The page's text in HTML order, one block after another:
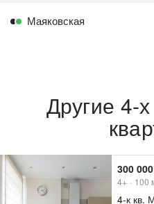
Маяковская
Другие 4-
300 000
4+ 100
4-к кв.